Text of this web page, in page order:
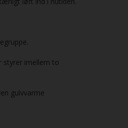
styrer imellem to
gulvvarme